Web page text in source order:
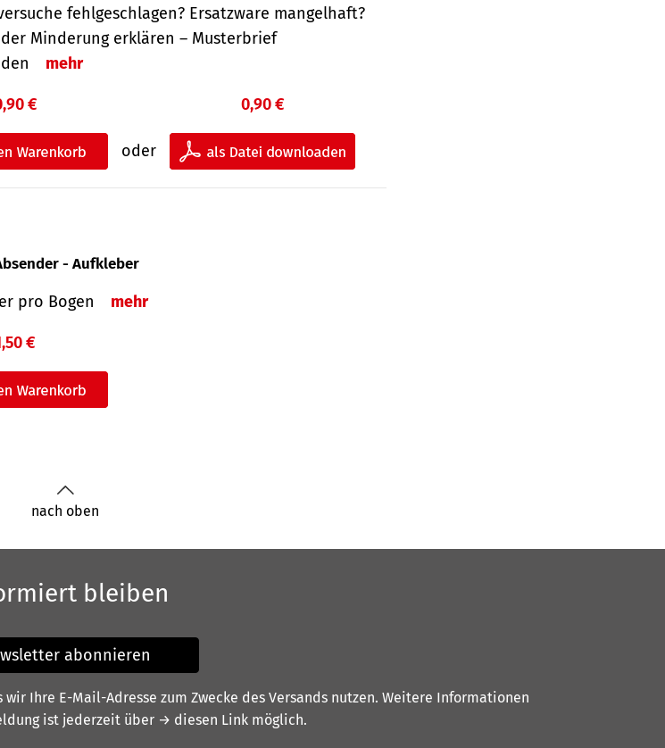
fehlgeschlagen? Ersatzware mangelhaft?
Minderung erklären – Musterbrief
mehr
€
oder
0,90 €
- Aufkleber
pro Bogen mehr
€
nach oben
bleiben
abonnieren
Ihre E-Mail-Adresse zum Zwecke des Versands nutzen. Weitere Informationen
ist jederzeit über → diesen Link möglich.